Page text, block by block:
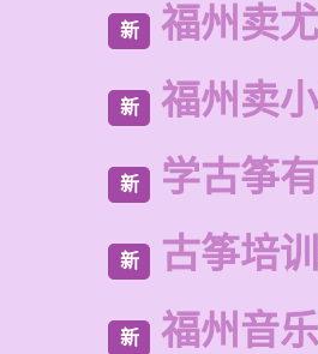
新 福州卖
新 福州卖
新 学古筝
新 古筝培
新 福州音